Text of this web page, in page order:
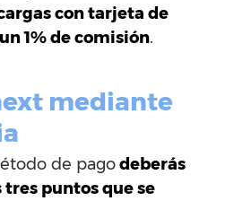
con tarjeta de
1% de comisión.
mediante
de pagodeberás
tres puntos que se